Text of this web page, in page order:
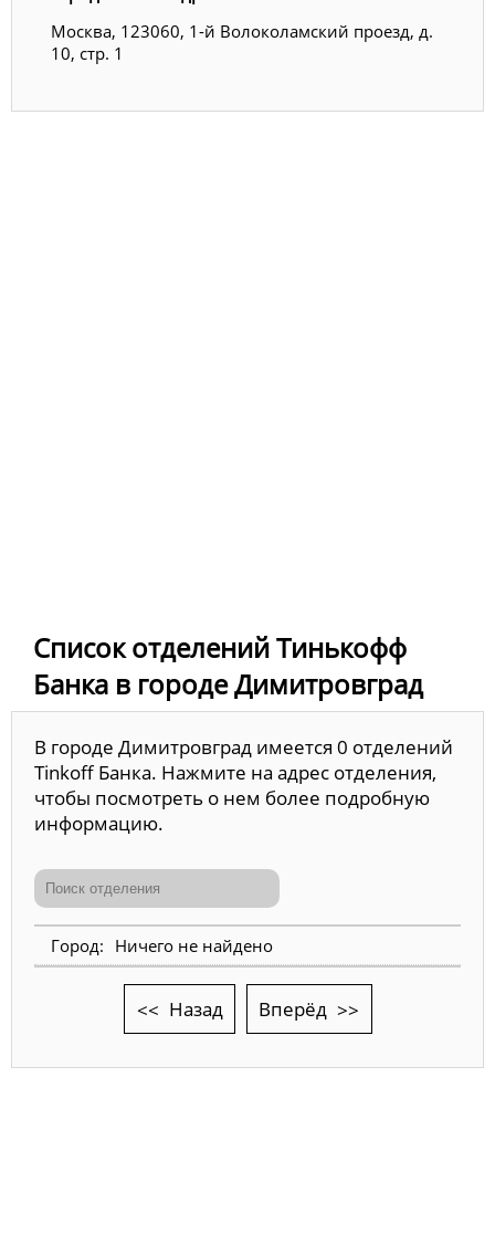
Москва, 123060, 1-й Волоколамский проезд, д.
10, стр. 1
Список отделений Тинькофф
Банка в городе Димитровград
В городе Димитровград имеется 0 отделений
Tinkoff Банка. Нажмите на адрес отделения,
чтобы посмотреть о нем более подробную
информацию.
Ничего не найдено
Назад Вперёд